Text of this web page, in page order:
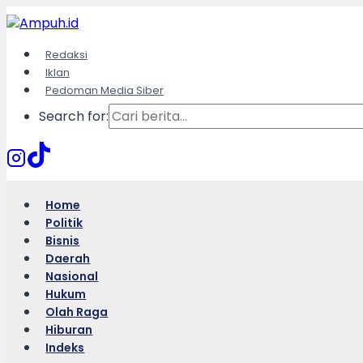
Skip
to
contentRedaksi
Iklan
Pedoman Media Siber
Search for:
Home
Politik
Bisnis
Daerah
Nasional
Hukum
Olah Raga
Hiburan
Indeks